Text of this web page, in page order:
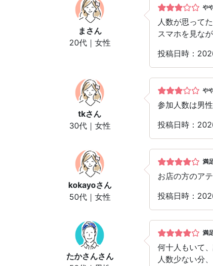
ま さん
20代｜女性
や
人数が思って
スマホを見な
投稿日時：
tkさん
30代｜女性
や
参加人数は男
投稿日時：
kokayoさん
50代｜女性
満
お店の方のア
投稿日時：
たかさんさん
満
何十人もいて
人数少ない分